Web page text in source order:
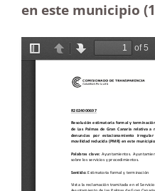
en este municipio